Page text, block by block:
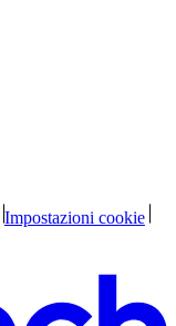
Impostazioni cookie